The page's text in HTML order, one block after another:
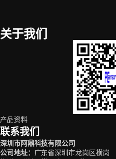
关于我们
产品资料
联系我们
深圳市阿鼎科技有限公司
公司地址：
广东省深圳市龙岗区横岗